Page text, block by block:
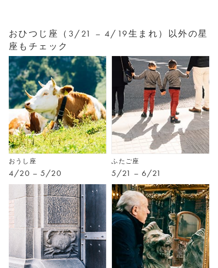
おひつじ座（3/21 – 4/19生まれ）以外の星
座もチェック
おうし座
4/20 – 5/20
ふたご座
5/21 – 6/21